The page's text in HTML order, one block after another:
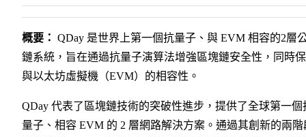
概要： QDay 是世界上第一個抗量子、與 EVM 相容的2層
鏈系統，旨在通過抗量子演算法增強區塊鏈安全性，同時
與以太坊虛擬機（EVM）的相容性。
QDay 代表了區塊鏈技術的突破性進步，提供了全球第一個
量子、相容 EVM 的 2 層網路解決方案。通過其創新的兩階